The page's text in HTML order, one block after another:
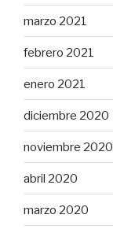
marzo 2021
febrero 2021
enero 2021
diciembre 2020
noviembre 2020
abril 2020
marzo 2020